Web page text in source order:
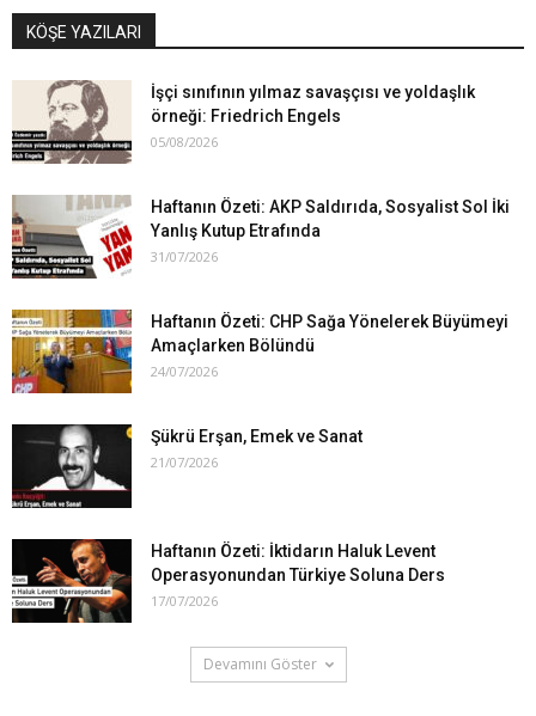
KÖŞE YAZILARI
İşçi sınıfının yılmaz savaşçısı ve yoldaşlık
örneği: Friedrich Engels
05/08/2026
Haftanın Özeti: AKP Saldırıda, Sosyalist Sol İki
Yanlış Kutup Etrafında
31/07/2026
Haftanın Özeti: CHP Sağa Yönelerek Büyümeyi
Amaçlarken Bölündü
24/07/2026
Şükrü Erşan, Emek ve Sanat
21/07/2026
Haftanın Özeti: İktidarın Haluk Levent
Operasyonundan Türkiye Soluna Ders
17/07/2026
Devamını Göster